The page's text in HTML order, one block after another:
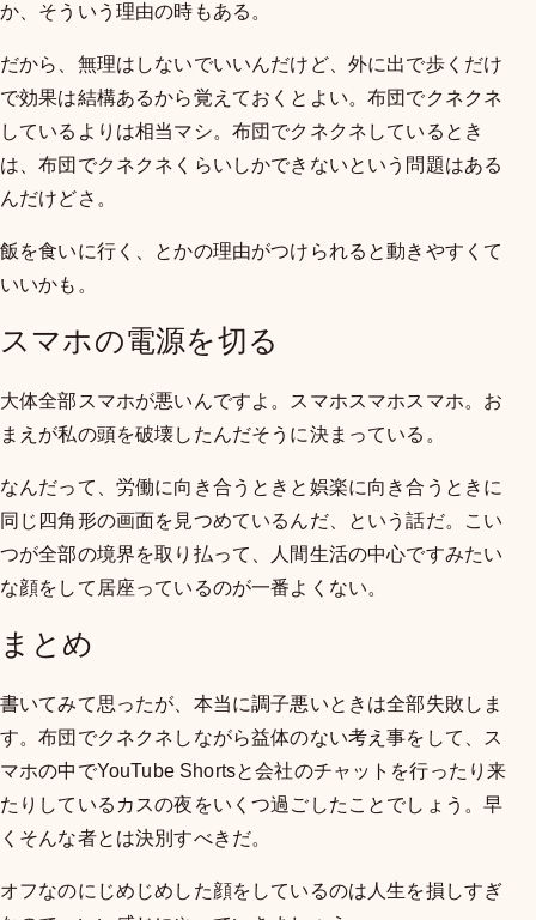
か、そういう理由の時もある。
だから、無理はしないでいいんだけど、外に出で歩くだけ
で効果は結構あるから覚えておくとよい。布団でクネクネ
しているよりは相当マシ。布団でクネクネしているとき
は、布団でクネクネくらいしかできないという問題はある
んだけどさ。
飯を食いに行く、とかの理由がつけられると動きやすくて
いいかも。
スマホの電源を切る
大体全部スマホが悪いんですよ。スマホスマホスマホ。お
まえが私の頭を破壊したんだそうに決まっている。
なんだって、労働に向き合うときと娯楽に向き合うときに
同じ四角形の画面を見つめているんだ、という話だ。こい
つが全部の境界を取り払って、人間生活の中心ですみたい
な顔をして居座っているのが一番よくない。
まとめ
書いてみて思ったが、本当に調子悪いときは全部失敗しま
す。布団でクネクネしながら益体のない考え事をして、ス
マホの中でYouTube Shortsと会社のチャットを行ったり来
たりしているカスの夜をいくつ過ごしたことでしょう。早
くそんな者とは決別すべきだ。
オフなのにじめじめした顔をしているのは人生を損しすぎ